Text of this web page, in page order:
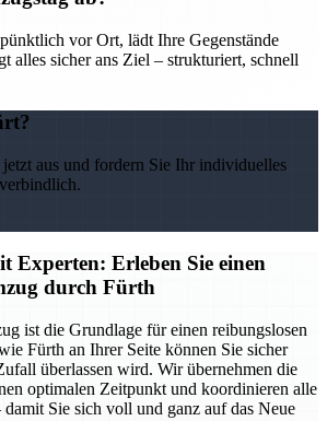
vor Ort, lädt Ihre Gegenstände
alles sicher ans Ziel – strukturiert, schnell
aus und fordern Sie Ihr individuelles
Experten: Erleben Sie einen
durch Fürth
ist die Grundlage für einen reibungslosen
Fürth an Ihrer Seite können Sie sicher
überlassen wird. Wir übernehmen die
optimalen Zeitpunkt und koordinieren alle
Sie sich voll und ganz auf das Neue